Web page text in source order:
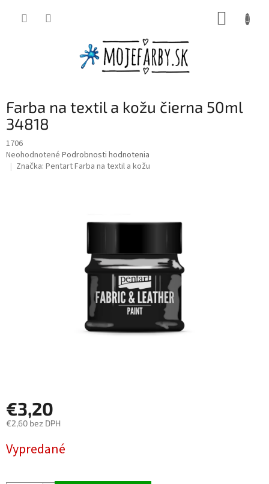
Farba na textil a kožu čierna 50ml
34818
1706
Priemerné
hodnotenie
Neohodnotené Podrobnosti hodnotenia
Značka: Pentart Farba na textil a kožu
€3,20
€2,60 bez DPH
cena:
Vypredané